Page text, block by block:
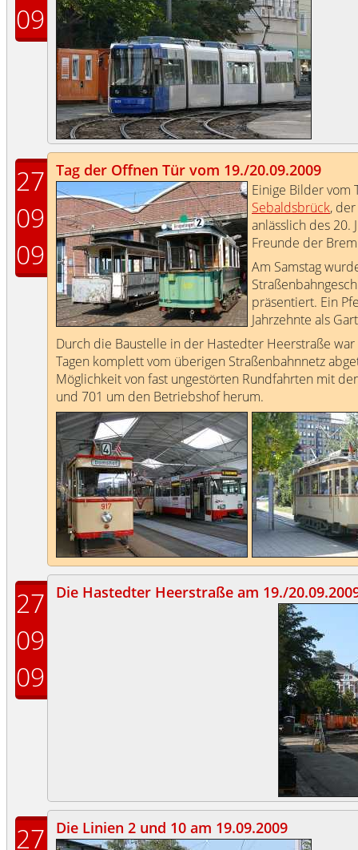
09
27
09
09
Tag der Offnen Tür vom 19./20.09.2009
Einige Bilder vom
Sebaldsbrück,
anlässlich des 20.
Freunde der
Am Samstag
präsentiert. Ein
Jahrzehnte als
Durch die Baustelle in der Hastedter Heerstraße
Tagen komplett vom überigen Straßenbahnnetz
Möglichkeit von fast ungestörten Rundfahrten mit
und 701 um den Betriebshof herum.
27
09
09
Die Hastedter Heerstraße am 19./
27 Die Linien 2 und 10 am 19.09.2009